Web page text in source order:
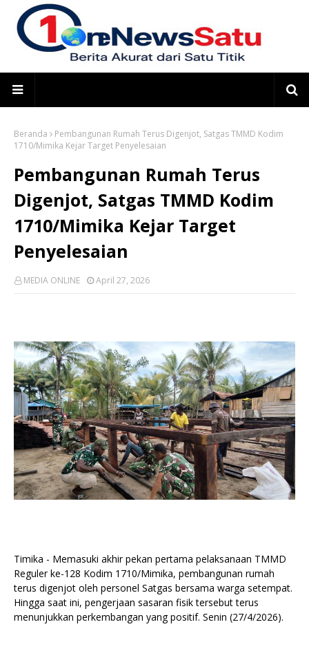
Beranda
Pembangunan Rumah Terus Digenjot, Satgas TMMD Kodim
1710/Mimika Kejar Target Penyelesaian
Pembangunan Rumah Terus
Digenjot, Satgas TMMD Kodim
1710/Mimika Kejar Target
Penyelesaian
MEDIA ONLINE April 27, 2026
Timika - Memasuki akhir pekan pertama pelaksanaan TMMD
Reguler ke-128 Kodim 1710/Mimika, pembangunan rumah
terus digenjot oleh personel Satgas bersama warga setempat.
Hingga saat ini, pengerjaan sasaran fisik tersebut terus
menunjukkan perkembangan yang positif. Senin (27/4/2026).